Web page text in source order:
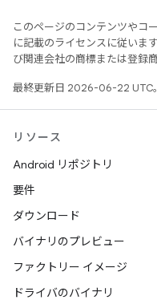
このページのコンテンツやコ
に記載のライセンスに従いま
び関連会社の商標または登録商
最終更新日 2026-06-22 UTC。
リソース
Android リポジトリ
要件
ダウンロード
バイナリのプレビュー
ファクトリー イメージ
ドライバのバイナリ